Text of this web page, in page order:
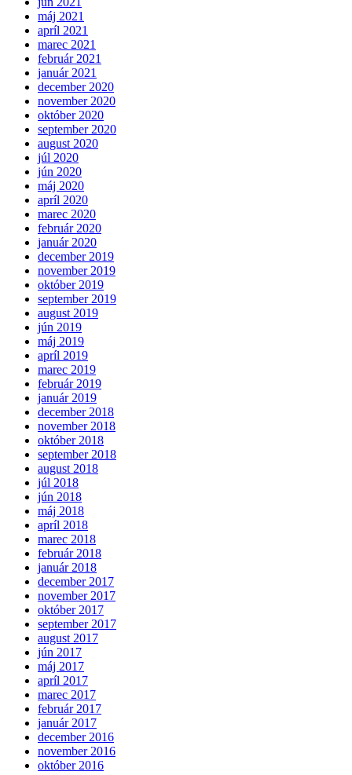
máj 2021
apríl 2021
marec 2021
február 2021
január 2021
december 2020
november 2020
október 2020
september 2020
august 2020
júl 2020
jún 2020
máj 2020
apríl 2020
marec 2020
február 2020
január 2020
december 2019
november 2019
október 2019
september 2019
august 2019
jún 2019
máj 2019
apríl 2019
marec 2019
február 2019
január 2019
december 2018
november 2018
október 2018
september 2018
august 2018
júl 2018
jún 2018
máj 2018
apríl 2018
marec 2018
február 2018
január 2018
december 2017
november 2017
október 2017
september 2017
august 2017
jún 2017
máj 2017
apríl 2017
marec 2017
február 2017
január 2017
december 2016
november 2016
október 2016